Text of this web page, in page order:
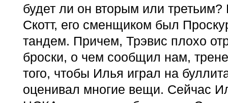
будет ли он вторым или третьим?
Скотт, его сменщиком был
тандем. Причем, Трэвис плохо
броски, о чем сообщил нам,
того, чтобы Илья играл на
оценивал многие вещи. Сейчас